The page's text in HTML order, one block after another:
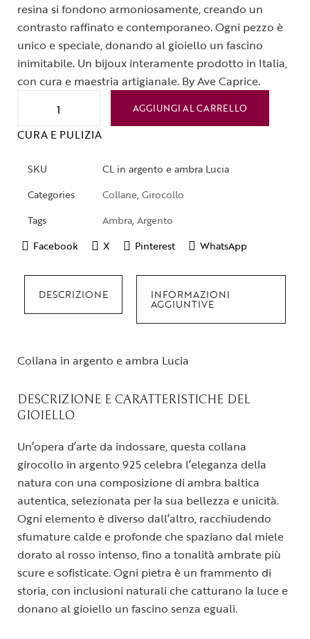
resina si fondono armoniosamente, creando un
contrasto raffinato e contemporaneo. Ogni pezzo è
unico e speciale, donando al gioiello un fascino
inimitabile. Un bijoux interamente prodotto in Italia,
con cura e maestria artigianale. By Ave Caprice.
AGGIUNGI AL CARRELLO
CURA E PULIZIA
SKU
CL in argento e ambra Lucia
Categories
Collane, Girocollo
Tags
Ambra, Argento
Facebook
X Pinterest WhatsApp
DESCRIZIONE INFORMAZIONI
AGGIUNTIVE
Collana in argento e ambra Lucia
DESCRIZIONE E CARATTERISTICHE DEL
GIOIELLO
Un’opera d’arte da indossare, questa collana
girocollo in argento 925 celebra l’eleganza della
natura con una composizione di ambra baltica
autentica, selezionata per la sua bellezza e unicità.
Ogni elemento è diverso dall’altro, racchiudendo
sfumature calde e profonde che spaziano dal miele
dorato al rosso intenso, fino a tonalità ambrate più
scure e sofisticate. Ogni pietra è un frammento di
storia, con inclusioni naturali che catturano la luce e
donano al gioiello un fascino senza eguali.